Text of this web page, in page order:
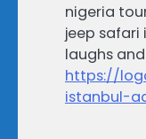
nigeria
jeep
laughs
https://
istanbul-